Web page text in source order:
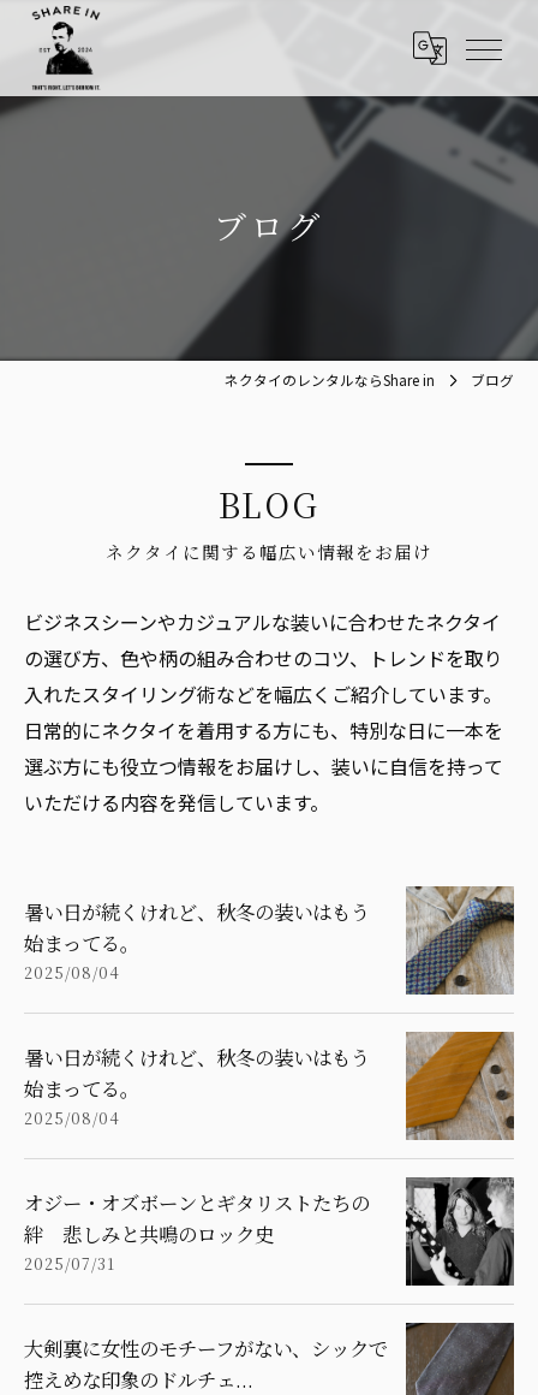
ブログ
ネクタイのレンタルならShare in ブログ
BLOG
ネクタイに関する幅広い情報をお届け
ビジネスシーンやカジュアルな装いに合わせたネクタイ
の選び方、色や柄の組み合わせのコツ、トレンドを取り
入れたスタイリング術などを幅広くご紹介しています。
日常的にネクタイを着用する方にも、特別な日に一本を
選ぶ方にも役立つ情報をお届けし、装いに自信を持って
いただける内容を発信しています。
暑い日が続くけれど、秋冬の装いはもう
始まってる。
2025/08/04
暑い日が続くけれど、秋冬の装いはもう
始まってる。
2025/08/04
オジー・オズボーンとギタリストたちの
絆 悲しみと共鳴のロック史
2025/07/31
大剣裏に女性のモチーフがない、シックで
控えめな印象のドルチェ...